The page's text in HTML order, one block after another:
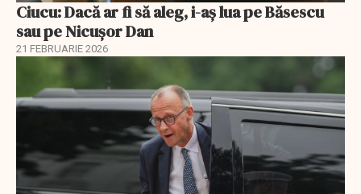
Ciucu: Dacă ar fi să aleg, i-aș lua pe Băsescu
sau pe Nicușor Dan
21 FEBRUARIE 2026